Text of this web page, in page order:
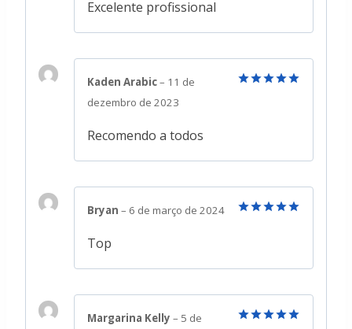
Excelente profissional
Kaden Arabic– 11 de
dezembro de 2023
Recomendo a todos
Bryan – 6 de março de 2024
Top
Margarina Kelly – 5 de